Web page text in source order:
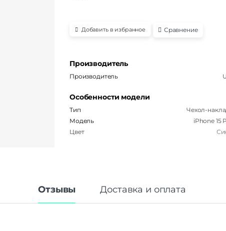
Добавить в избранное Сравнение
Производитель
Производитель
Особенности модели
Тип
Чехол-
Модель
iPhone 15
Цвет
Отзывы Доставка и оплата